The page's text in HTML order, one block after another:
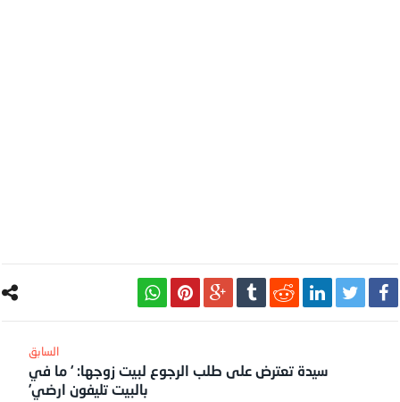
سيدة تعترض على طلب الرجوع لبيت زوجها: ‘ ما في
بالبيت تليفون ارضي’